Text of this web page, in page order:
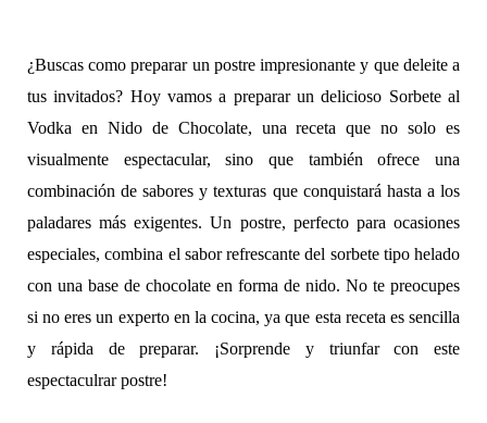
¿Buscas como preparar un postre impresionante y que deleite a
tus invitados? Hoy vamos a preparar un delicioso Sorbete al
Vodka en Nido de Chocolate, una receta que no solo es
visualmente espectacular, sino que también ofrece una
combinación de sabores y texturas que conquistará hasta a los
paladares más exigentes. Un postre, perfecto para ocasiones
especiales, combina el sabor refrescante del sorbete tipo helado
con una base de chocolate en forma de nido. No te preocupes
si no eres un experto en la cocina, ya que esta receta es sencilla
y rápida de preparar. ¡Sorprende y triunfar con este
espectaculrar postre!